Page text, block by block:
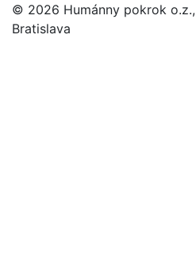
© 2026 Humánny pokrok o.z.,
Bratislava